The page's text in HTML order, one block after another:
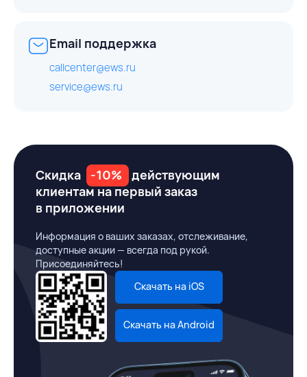
Email поддержка
callcenter@ews.ru
service@ews.ru
Скидка -10%
действующим
клиентам на первый заказ
в приложении
Информация о ваших заказах, отслеживание,
доступные акции — всегда под рукой.
Присоединяйтесь!
Скачать на iOS
Скачать на Android